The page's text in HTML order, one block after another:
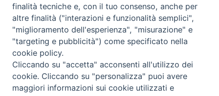
finalità tecniche e, con il tuo consenso, anche per
altre finalità ("interazioni e funzionalità semplici",
"miglioramento dell'esperienza", "misurazione" e
"targeting e pubblicità") come specificato nella
cookie policy.
Cliccando su "accetta" acconsenti all'utilizzo dei
cookie. Cliccando su "personalizza" puoi avere
maggiori informazioni sui cookie utilizzati e